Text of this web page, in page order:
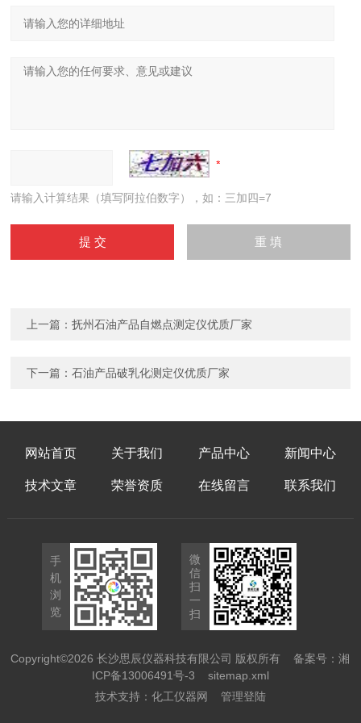
请输入计算结果（填写阿拉伯数字），如：三加四=7
上一篇：抚州石油产品自燃点测定仪优质厂家
下一篇：石油产品破乳化测定仪优质厂家
网站首页 关于我们 产品中心 新闻中心
技术文章 荣誉资质 在线留言 联系我们
手
机
浏
览
微
信
扫
一
扫
Copyright©2026 长沙思辰仪器科技有限公司 版权所有备案号：湘
ICP备13006491号-3
sitemap.xml
技术支持： 化工仪器网 管理登陆